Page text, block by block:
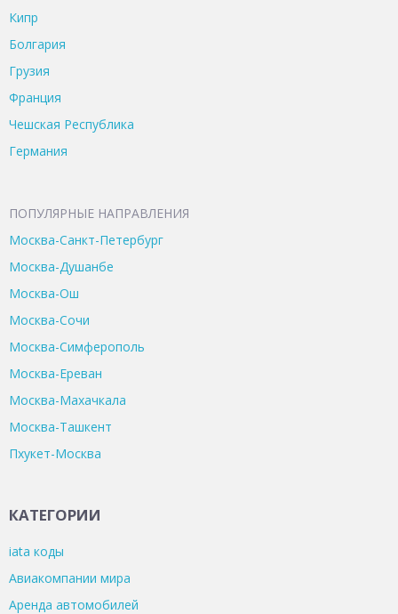
Кипр
Болгария
Грузия
Франция
Чешская Республика
Германия
ПОПУЛЯРНЫЕ НАПРАВЛЕНИЯ
Москва-Санкт-Петербург
Москва-Душанбе
Москва-Ош
Москва-Сочи
Москва-Симферополь
Москва-Ереван
Москва-Махачкала
Москва-Ташкент
Пхукет-Москва
КАТЕГОРИИ
iata коды
Авиакомпании мира
Аренда автомобилей